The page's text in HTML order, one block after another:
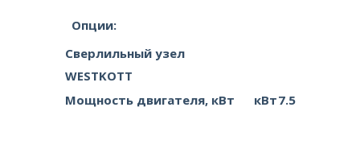
Опции:
Сверлильный узел
WESTKOTT
Мощность двигателя, кВт
кВт7.5